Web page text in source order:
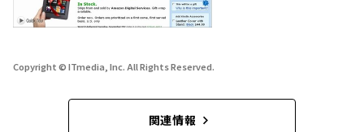
Copyright © ITmedia, Inc. All Rights Reserved.
関連情報